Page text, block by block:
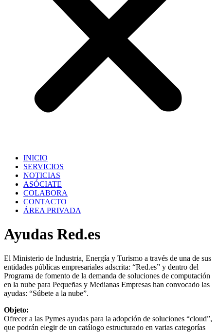
INICIO
SERVICIOS
NOTICIAS
ASÓCIATE
COLABORA
CONTACTO
ÁREA PRIVADA
Ayudas Red.es
El Ministerio de Industria, Energía y Turismo a través de una de sus
entidades públicas empresariales adscrita: “Red.es” y dentro del
Programa de fomento de la demanda de soluciones de computación
en la nube para Pequeñas y Medianas Empresas han convocado las
ayudas: “Súbete a la nube”.
Objeto:
Ofrecer a las Pymes ayudas para la adopción de soluciones “cloud”,
que podrán elegir de un catálogo estructurado en varias categorías